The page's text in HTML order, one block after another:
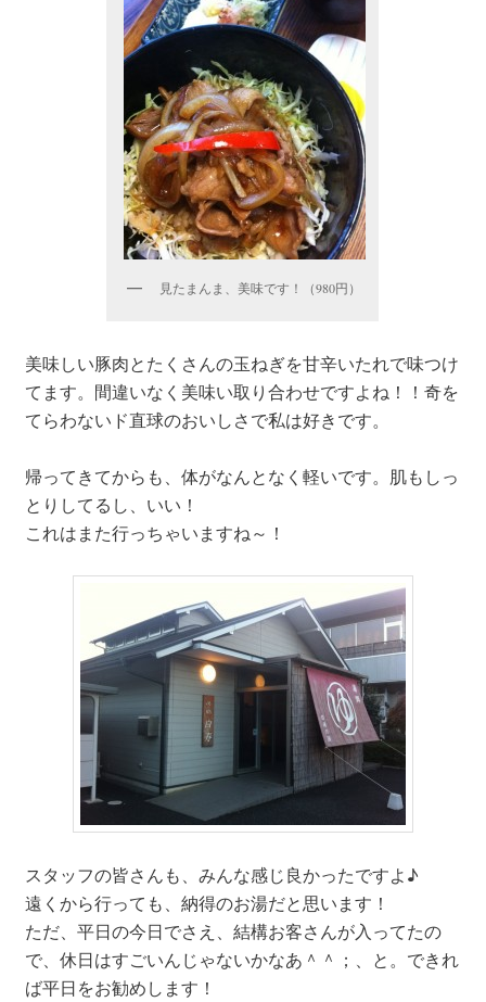
見たまんま、美味です！（980円）
美味しい豚肉とたくさんの玉ねぎを甘辛いたれで味つけ
てます。間違いなく美味い取り合わせですよね！！奇を
てらわないド直球のおいしさで私は好きです。
帰ってきてからも、体がなんとなく軽いです。肌もしっ
とりしてるし、いい！
これはまた行っちゃいますね～！
スタッフの皆さんも、みんな感じ良かったですよ♪
遠くから行っても、納得のお湯だと思います！
ただ、平日の今日でさえ、結構お客さんが入ってたの
で、休日はすごいんじゃないかなあ＾＾；、と。できれ
ば平日をお勧めします！